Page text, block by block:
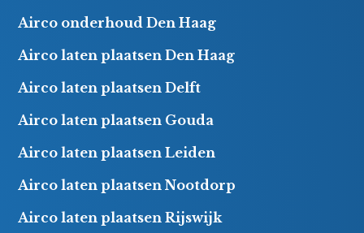
Airco onderhoud Den Haag
Airco laten plaatsen Den Haag
Airco laten plaatsen Delft
Airco laten plaatsen Gouda
Airco laten plaatsen Leiden
Airco laten plaatsen Nootdorp
Airco laten plaatsen Rijswijk